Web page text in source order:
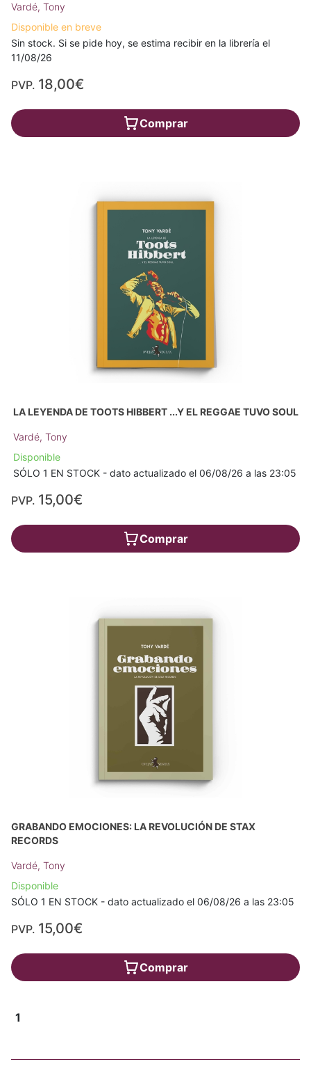
Vardé, Tony
Disponible en breve
Sin stock. Si se pide hoy, se estima recibir en la librería el
11/08/26
PVP. 18,00€
Comprar
LA LEYENDA DE TOOTS HIBBERT ...Y EL REGGAE TUVO SOUL
Vardé, Tony
Disponible
SÓLO 1 EN STOCK - dato actualizado el 06/08/26 a las 23:05
PVP. 15,00€
Comprar
GRABANDO EMOCIONES: LA REVOLUCIÓN DE STAX
RECORDS
Vardé, Tony
Disponible
SÓLO 1 EN STOCK - dato actualizado el 06/08/26 a las 23:05
PVP. 15,00€
Comprar
1